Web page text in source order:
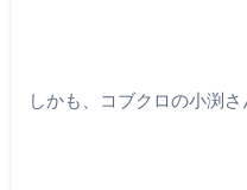
しかも、コブクロの小渕